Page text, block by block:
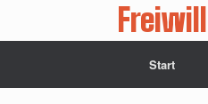
springen
Start